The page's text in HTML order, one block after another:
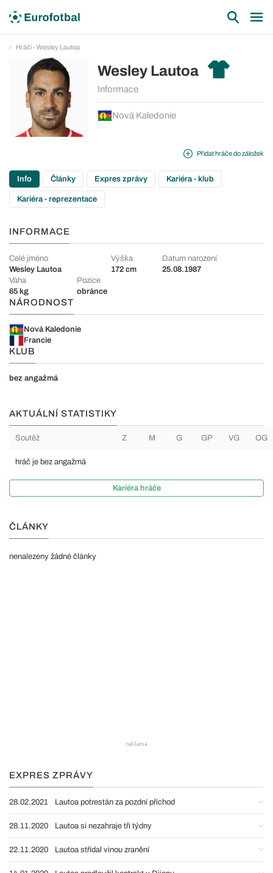
Hráči - Wesley Lautoa
Wesley Lautoa
Informace
Nová Kaledonie
Přidat hráče do záložek
Info Články Expres zprávy Kariéra - klub
Kariéra - reprezentace
INFORMACE
Celé jméno
Wesley Lautoa
Výška
172 cm
Datum narození
25.08.1987
Váha
65 kg
Pozice
obránce
NÁRODNOST
Nová Kaledonie
Francie
KLUB
bez angažmá
AKTUÁLNÍ STATISTIKY
Soutěž Z M G GP VG OG
hráč je bez angažmá
Kariéra hráče
ČLÁNKY
nenalezeny žádné články
EXPRES ZPRÁVY
28.02.2021 Lautoa potrestán za pozdní příchod
28.11.2020 Lautoa si nezahraje tři týdny
22.11.2020 Lautoa střídal vinou zranění